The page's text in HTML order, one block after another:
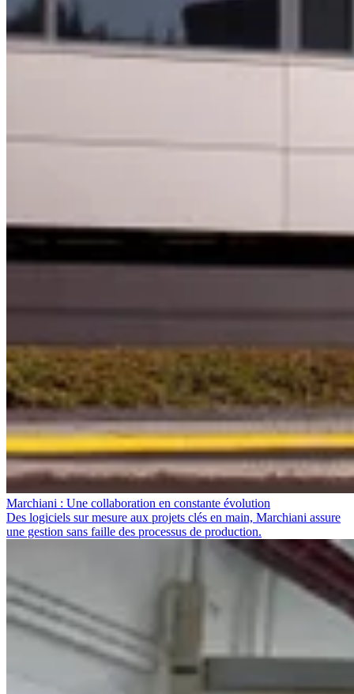
Marchiani : Une collaboration en constante évolution
Des logiciels sur mesure aux projets clés en main, Marchiani assure
une gestion sans faille des processus de production.